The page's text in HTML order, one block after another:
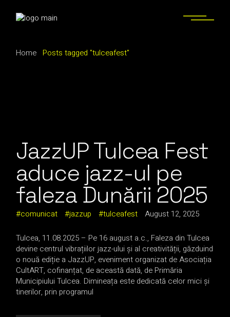
Home Posts tagged "tulceafest"
JazzUP Tulcea Fest
aduce jazz-ul pe
faleza Dunării 2025
comunicat jazzup tulceafest August 12, 2025
Tulcea, 11.08.2025 – Pe 16 august a.c., Faleza din Tulcea
devine centrul vibrațiilor jazz-ului și al creativității, găzduind
o nouă ediție a JazzUP, eveniment organizat de Asociația
CultART, cofinanțat, de această dată, de Primăria
Municipiului Tulcea. Dimineața este dedicată celor mici și
tinerilor, prin programul